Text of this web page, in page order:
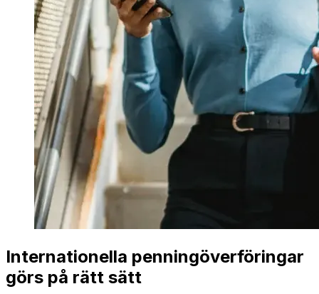
Internationella penningöverföringar
görs på rätt sätt